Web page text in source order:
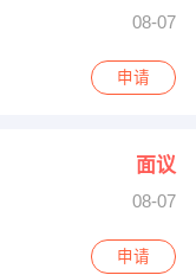
08-07
号
申请
面议
08-07
青岚大道923号申请